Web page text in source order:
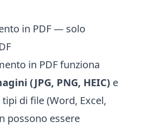
in PDF — solo
in PDF funziona
(JPG, PNG, HEIC) e
di file (Word, Excel,
possono essere